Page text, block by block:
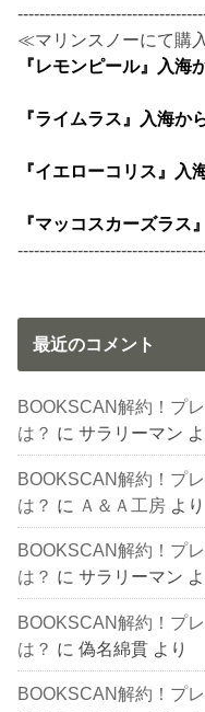
≪マリンスノーにて購
『レモンピール』入海
『ライムラス』入海か
『イエローコリス』入
『マッコスカーズラス
最近のコメント
BOOKSCAN解約！プ
は？ にサラリーマン
BOOKSCAN解約！プ
は？ に Ａ＆Ａ工房 より
BOOKSCAN解約！プ
は？ にサラリーマン
BOOKSCAN解約！プ
は？ に偽名綿貫 より
BOOKSCAN解約！プ